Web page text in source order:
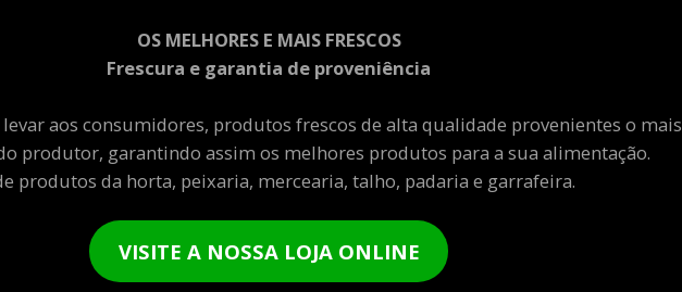
OS MELHORES E MAIS FRESCOS
Frescura e garantia de proveniência
levar aos consumidores, produtos frescos de alta qualidade provenientes o mais
produtor, garantindo assim os melhores produtos para a sua alimentação.
produtos da horta, peixaria, mercearia, talho, padaria e garrafeira.
VISITE A NOSSA LOJA ONLINE